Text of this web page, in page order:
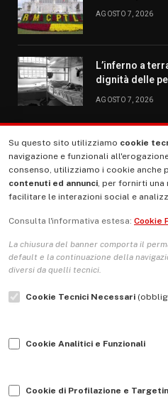
AGOSTO 7, 2026
L’inferno a
dignità delle
AGOSTO 7, 2026
MENU
La Nostra Storia
Le Copertine
L’Associazione
Indirizzo Socio Politico Culturale
Guida per le autrici e gli autori
Su questo sito utilizziamo cookie
navigazione e funzionali
consenso, utilizziamo i cookie anche
contenuti ed annunci, per fornirti una
facilitare le interazioni social e
Consulta l'informativa estesa: Cookie
La chiusura del banner comporta il
default e la continuazione della
diversi da quelli tecnici.
Cookie Tecnici Necessari
Cookie Analitici e Funzionali
Cookie di Profilazione e